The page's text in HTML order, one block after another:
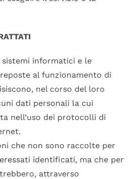
sistemi informatici e le
al funzionamento di
nel corso del loro
dati personali la cui
nell’uso dei protocolli di
che non sono raccolte per
identificati, ma che per
attraverso